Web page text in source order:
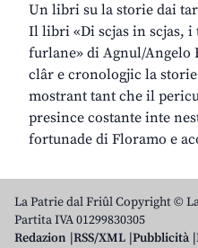
Un libri su la storie dai
Il libri «Di scjas in scjas, i
furlane» di Agnul/Angelo
clâr e cronologjic la
mostrant tant che il
presince costante inte
fortunade di Floramo e
La Patrie dal Friûl Copyright ©
Partita IVA 01299830305
Redazion RSS/XML Pubblicità